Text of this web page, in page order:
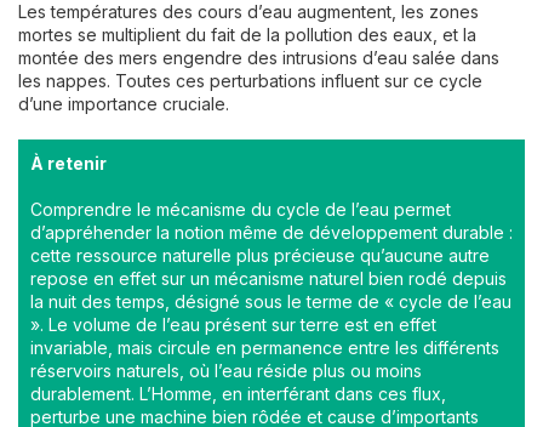
Les températures des cours d’eau augmentent, les zones
mortes se multiplient du fait de la pollution des eaux, et la
montée des mers engendre des intrusions d’eau salée dans
les nappes. Toutes ces perturbations influent sur ce cycle
d’une importance cruciale.
À retenir
Comprendre le mécanisme du cycle de l’eau permet
d’appréhender la notion même de développement durable :
cette ressource naturelle plus précieuse qu’aucune autre
repose en effet sur un mécanisme naturel bien rodé depuis
la nuit des temps, désigné sous le terme de « cycle de l’eau
». Le volume de l’eau présent sur terre est en effet
invariable, mais circule en permanence entre les différents
réservoirs naturels, où l’eau réside plus ou moins
durablement. L’Homme, en interférant dans ces flux,
perturbe une machine bien rôdée et cause d’importants